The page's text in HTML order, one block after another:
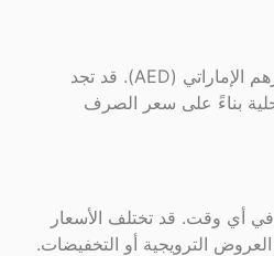
جميع الرسوم والأسعار بالدرهم الإماراتي (AED). قد تجد
بناءً على سعر الصرف
في أي وقت. قد تختلف الأسعار
الترويجية أو التخفيضات.